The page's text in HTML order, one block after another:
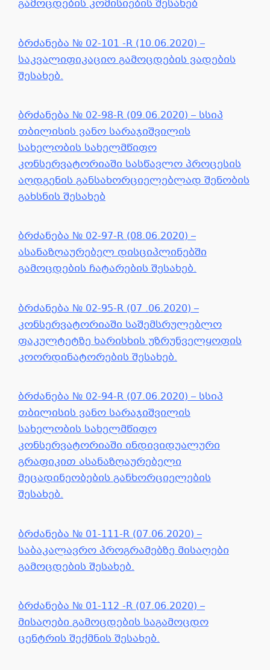
გამოცდების კომისიების შესახებ
ბრძანება № 02-101 -R (10.06.2020) –
საკვალიფიკაციო გამოცდების ვადების
შესახებ.
ბრძანება № 02-98-R (09.06.2020) – სსიპ
თბილისის ვანო სარაჯიშვილის
სახელობის სახელმწიფო
კონსერვატორიაში სასწავლო პროცესის
აღდგენის განსახორციელებლად შენობის
გახსნის შესახებ
ბრძანება № 02-97-R (08.06.2020) –
ასანაზღაურებელ დისციპლინებში
გამოცდების ჩატარების შესახებ.
ბრძანება № 02-95-R (07 .06.2020) –
კონსერვატორიაში საშემსრულებლო
ფაკულტეტზე ხარისხის უზრუნველყოფის
კოორდინატორების შესახებ.
ბრძანება № 02-94-R (07.06.2020) – სსიპ
თბილისის ვანო სარაჯიშვილის
სახელობის სახელმწიფო
კონსერვატორიაში ინდივიდუალური
გრაფიკით ასანაზღაურებელი
მეცადინეობების განხორციელების
შესახებ.
ბრძანება № 01-111-R (07.06.2020) –
საბაკალავრო პროგრამებზე მისაღები
გამოცდების შესახებ.
ბრძანება № 01-112 -R (07.06.2020) –
მისაღები გამოცდების საგამოცდო
ცენტრის შექმნის შესახებ.